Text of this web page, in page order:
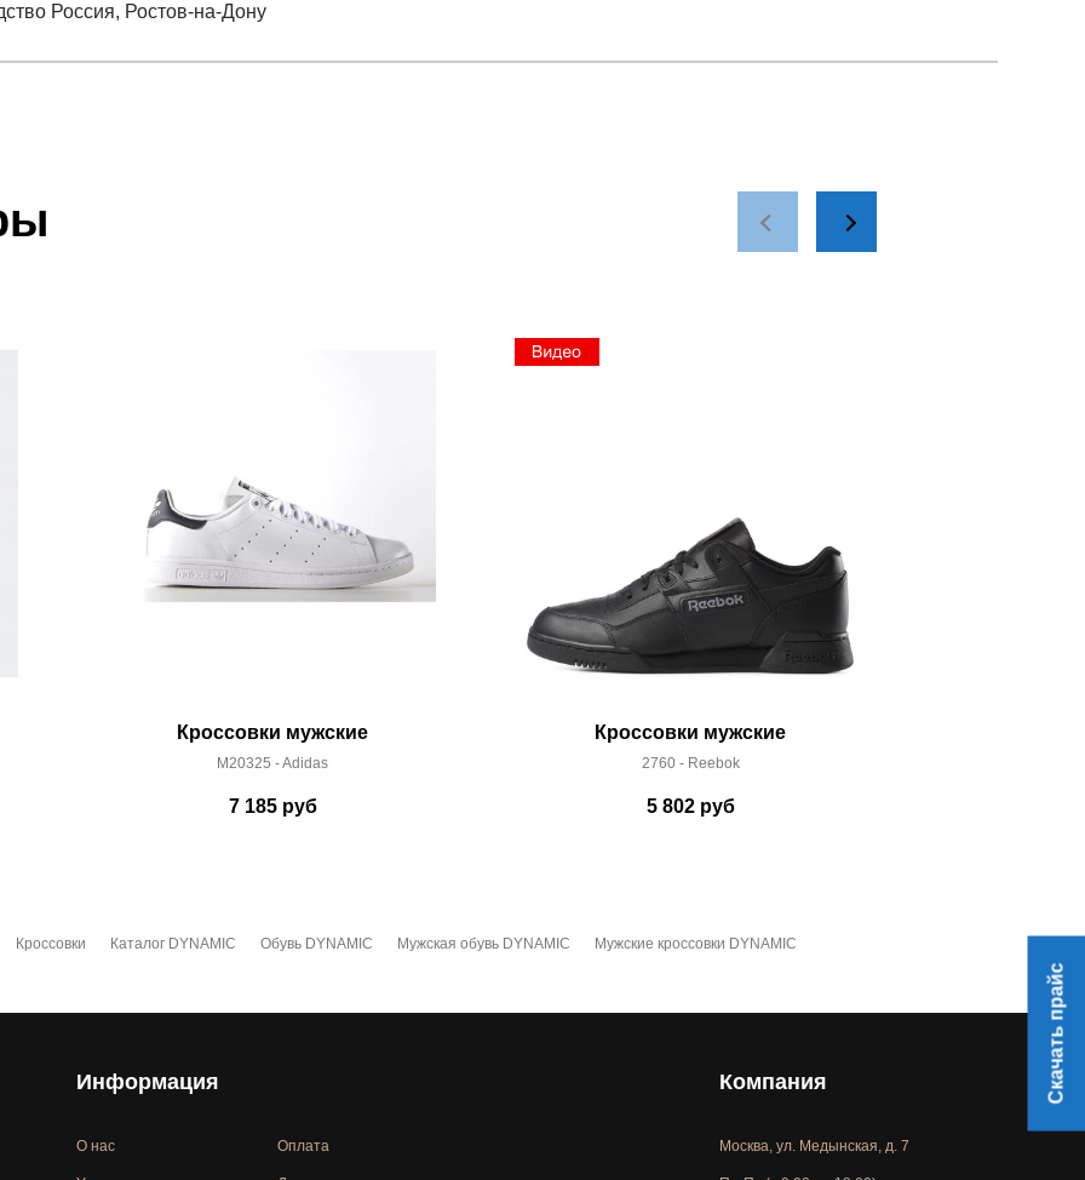
Россия, Ростов-на-Дону
Кроссовки мужские
M20325 - Adidas
7 185руб
Кроссовки мужские
2760 - Reebok
5 802руб
Кроссовки Каталог DYNAMIC Обувь DYNAMIC Мужская обувь DYNAMIC Мужские кроссовки DYNAMIC
Информация
О нас Оплата
Компания
Москва, ул. Медынская, д. 7
Скачать прайс